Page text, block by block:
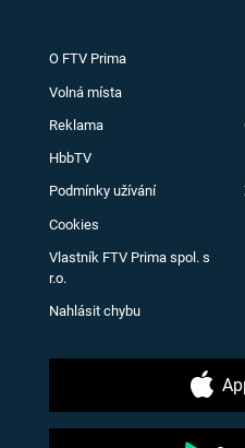
O FTV Prima
Volná místa
Reklama
HbbTV
Podmínky užívání
Cookies
Vlastník FTV Prima spol. s
r.o.
Nahlásit chybu